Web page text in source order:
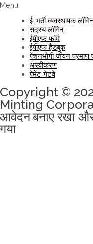
Menu
ई-भर्ती व्यवस्थापक
सदस्य लॉगिन
ईपीएफ फॉर्म
ईपीएफ हैंडबुक
पेंशनभोगी जीवन प्रमाण
अस्वीकरण
पेमेंट गेटवे
Copyright ©
Minting
आवेदन बनाए रखा और
गया